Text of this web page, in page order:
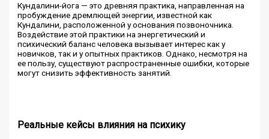
Кундалини-йога — это древняя практика, направленная на
пробуждение дремлющей энергии, известной как
Кундалини, расположенной у основания позвоночника.
Воздействие этой практики на энергетический и
психический баланс человека вызывает интерес как у
новичков, так и у опытных практиков. Однако, несмотря на
ее пользу, существуют распространенные ошибки, которые
могут снизить эффективность занятий.
Реальные кейсы влияния на психику